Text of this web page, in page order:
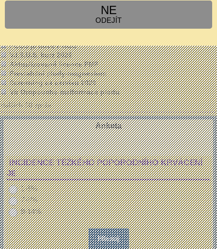
NE
ODEJÍT
Obezita v těhotenství
PCOS je nově PMOS
V.I.S.U.S. kurz 2026
Aktualizované licence FMF
Previabilní plody-magnesium
Screening ca cervixu 2026
Vir Oropouche-malformace plodu
dalších 50 zpráv ...
Anketa
INCIDENCE TĚŽKÉHO POPORODNÍHO KRVÁCENÍ
JE
1-5%
7-8%
9-14%